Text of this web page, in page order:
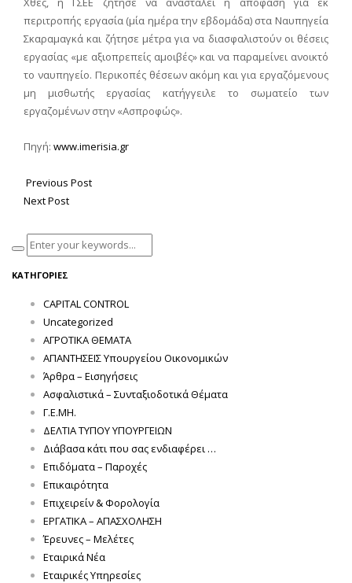
περιτροπής εργασία (μία ημέρα την εβδομάδα) στα Ναυπηγεία
Σκαραμαγκά και ζήτησε μέτρα για να διασφαλιστούν οι θέσεις
εργασίας «με αξιοπρεπείς αμοιβές» και να παραμείνει ανοικτό
το ναυπηγείο. Περικοπές θέσεων ακόμη και για εργαζόμενους
μη μισθωτής εργασίας κατήγγειλε το σωματείο των
εργαζομένων στην «Ασπροφώς».
Πηγή: www.imerisia.gr
Previous Post
Next Post
ΚΑΤΗΓΟΡΊΕΣ
CAPITAL CONTROL
Uncategorized
ΑΓΡΟΤΙΚΑ ΘΕΜΑΤΑ
ΑΠΑΝΤΗΣΕΙΣ Υπουργείου Οικονομικών
Άρθρα – Εισηγήσεις
Ασφαλιστικά – Συνταξιοδοτικά Θέματα
Γ.Ε.ΜΗ.
ΔΕΛΤΙΑ ΤΥΠΟΥ ΥΠΟΥΡΓΕΙΩΝ
Διάβασα κάτι που σας ενδιαφέρει …
Επιδόματα – Παροχές
Επικαιρότητα
Επιχειρείν & Φορολογία
ΕΡΓΑΤΙΚΑ – ΑΠΑΣΧΟΛΗΣΗ
Έρευνες – Μελέτες
Εταιρικά Νέα
Εταιρικές Υπηρεσίες